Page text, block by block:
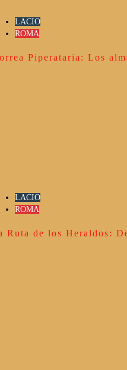
LACIO
ROMA
Piperataria: Los
LACIO
ROMA
Ruta de los Heraldos: